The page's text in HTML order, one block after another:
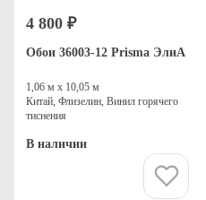
4 800 ₽
Обои 36003-12 Prisma ЭлиА
1,06 м х 10,05 м
Китай, Флизелин, Винил горячего
тиснения
В наличии